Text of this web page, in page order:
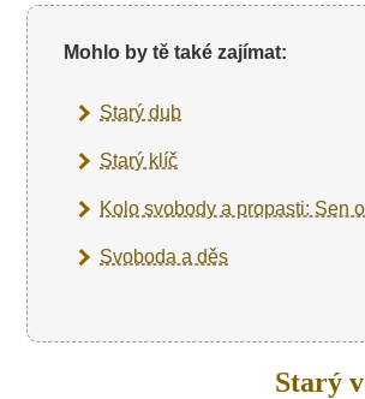
Mohlo by tě také zajímat:
Starý dub
Starý klíč
Kolo svobody a propasti: Sen
Svoboda a děs
Starý